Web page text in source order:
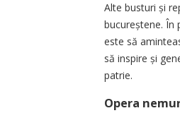
Alte busturi și
bucureștene. În
este să
să inspire și
patrie.
Opera